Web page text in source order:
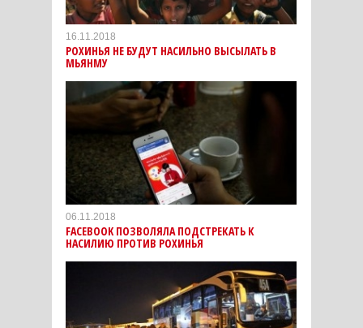
16.11.2018
РОХИНЬЯ НЕ БУДУТ НАСИЛЬНО ВЫСЫЛАТЬ В
МЬЯНМУ
06.11.2018
FACEBOOK ПОЗВОЛЯЛА ПОДСТРЕКАТЬ К
НАСИЛИЮ ПРОТИВ РОХИНЬЯ